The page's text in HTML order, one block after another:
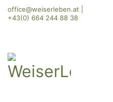
office@weiserleben.at
+43(0) 664 244 88 38